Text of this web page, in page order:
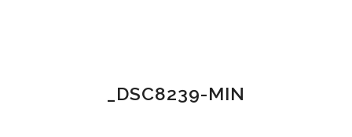
_DSC8239-MIN